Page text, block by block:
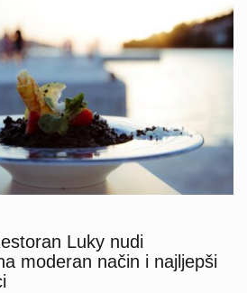
Luky nudi
moderan način i najljepši